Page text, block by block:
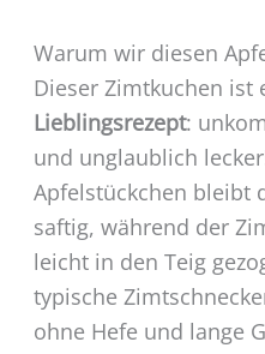
Warum wir diesen
Dieser Zimtkuchen ist
Lieblingsrezept:
und unglaublich
Apfelstückchen bleibt
saftig, während der
leicht in den Teig
typische
ohne Hefe und lange